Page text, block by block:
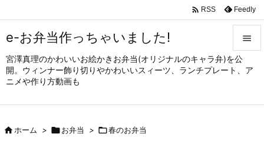
e-お弁当作っちゃいました!
宮澤真理のかわいいお絵かきお弁当(オリジナルのキャラ弁)を公
開。ウィンナー飾り切りやかわいいスィーツ、ランチプレート、ア
ニメや作り方動画も


メニュ
サイド
 RSS Feedly
ホーム > お弁当 > 春のお弁当